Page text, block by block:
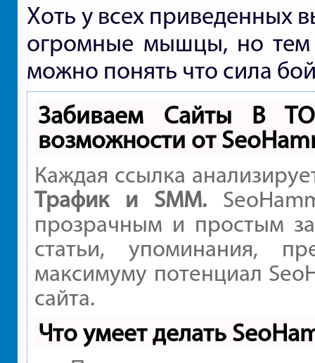
Хоть у всех приведенных
огромные мышцы, но
можно понять что сила
Забиваем Сайты В
возможности от
Каждая ссылка
Трафик и SMM.
прозрачным и простым
статьи, упоминания,
максимуму потенциал
сайта.
Что умеет делать